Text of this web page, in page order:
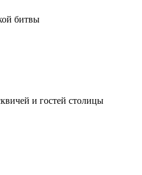
битвы
и гостей столицы